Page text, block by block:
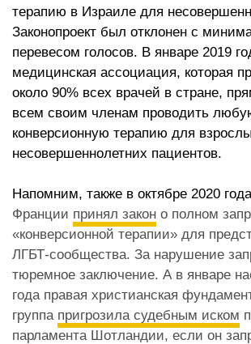
терапию в Израиле для
Законопроект был отклонен с
перевесом голосов. В январе 2019
медицинская ассоциация, которая
около 90% всех врачей в стране,
всем своим членам проводить
конверсионную терапию для
несовершеннолетних пациентов.
Напомним, также в октябре 2020 года
Франции принял закон о полном
«конверсионной терапии» для
ЛГБТ-сообщества. За нарушение
тюремное заключение. А в январе
года правая христианская
группа пригрозила судебным иском
парламента Шотландии, если он